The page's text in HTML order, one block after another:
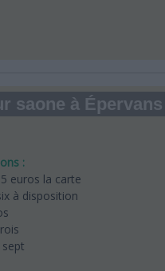
saone à Épervans
:
euros la carte
à disposition